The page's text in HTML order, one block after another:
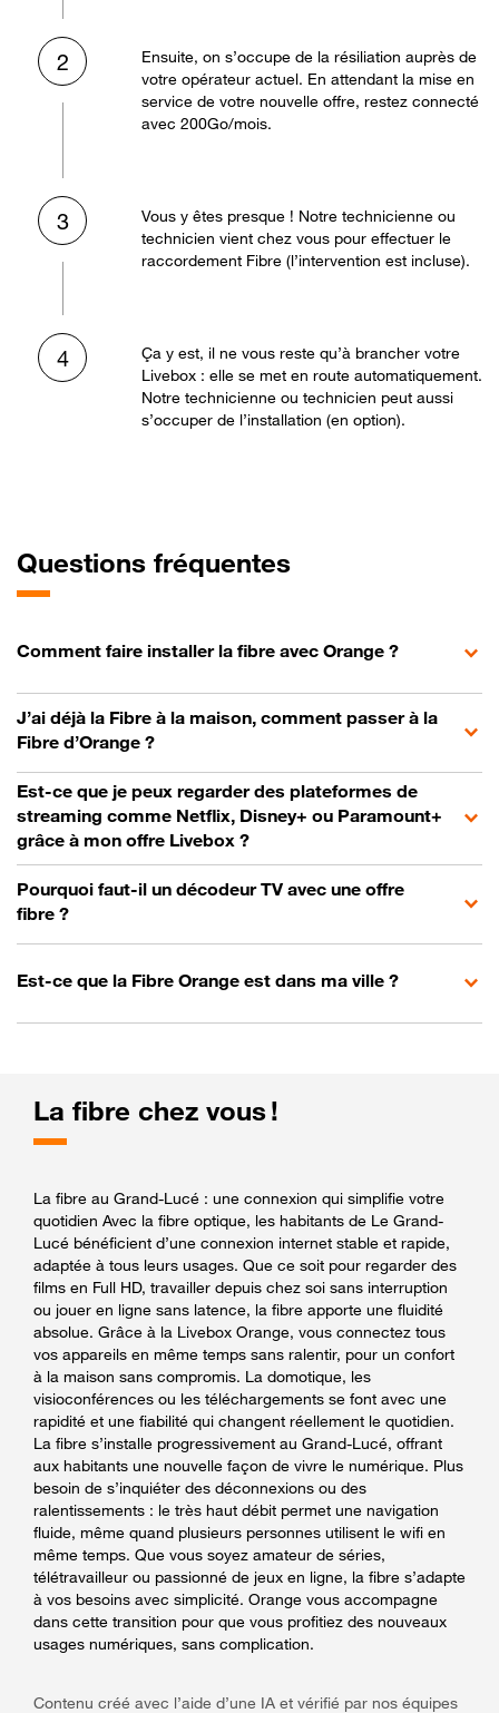
2
Ensuite, on s’occupe de la résiliation auprès de
votre opérateur actuel. En attendant la mise en
service de votre nouvelle offre, restez connecté
avec 200Go/mois.
3
Vous y êtes presque ! Notre technicienne ou
technicien vient chez vous pour effectuer le
raccordement Fibre (l’intervention est incluse).
4
Ça y est, il ne vous reste qu’à brancher votre
Livebox : elle se met en route automatiquement.
Notre technicienne ou technicien peut aussi
s’occuper de l’installation (en option).
Questions fréquentes
Comment faire installer la fibre avec Orange ?
J’ai déjà la Fibre à la maison, comment passer à la
Fibre d’Orange ?
Est-ce que je peux regarder des plateformes de
streaming comme Netflix, Disney+ ou Paramount+
grâce à mon offre Livebox ?
Pourquoi faut-il un décodeur TV avec une offre
fibre ?
Est-ce que la Fibre Orange est dans ma ville ?
La fibre chez vous !
La fibre au Grand-Lucé : une connexion qui simplifie votre
quotidien Avec la fibre optique, les habitants de Le Grand-
Lucé bénéficient d’une connexion internet stable et rapide,
adaptée à tous leurs usages. Que ce soit pour regarder des
films en Full HD, travailler depuis chez soi sans interruption
ou jouer en ligne sans latence, la fibre apporte une fluidité
absolue. Grâce à la Livebox Orange, vous connectez tous
vos appareils en même temps sans ralentir, pour un confort
à la maison sans compromis. La domotique, les
visioconférences ou les téléchargements se font avec une
rapidité et une fiabilité qui changent réellement le quotidien.
La fibre s’installe progressivement au Grand-Lucé, offrant
aux habitants une nouvelle façon de vivre le numérique. Plus
besoin de s’inquiéter des déconnexions ou des
ralentissements : le très haut débit permet une navigation
fluide, même quand plusieurs personnes utilisent le wifi en
même temps. Que vous soyez amateur de séries,
télétravailleur ou passionné de jeux en ligne, la fibre s’adapte
à vos besoins avec simplicité. Orange vous accompagne
dans cette transition pour que vous profitiez des nouveaux
usages numériques, sans complication.
Contenu créé avec l’aide d’une IA et vérifié par nos équipes